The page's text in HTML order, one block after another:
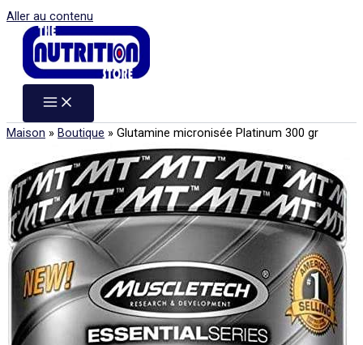
Aller au contenu
Maison » Boutique » Glutamine micronisée Platinum 300 gr